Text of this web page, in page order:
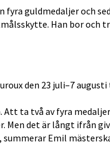
fyra guldmedaljer och
Han bor och
den 23 juli–7
ta två av fyra
det är långt ifrån
Emil